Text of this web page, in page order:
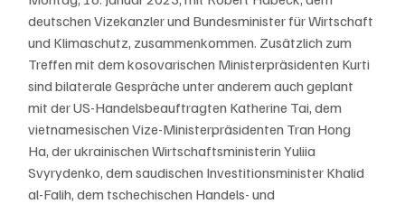
deutschen Vizekanzler und Bundesminister für Wirtschaft
und Klimaschutz, zusammenkommen. Zusätzlich zum
Treffen mit dem kosovarischen Ministerpräsidenten Kurti
sind bilaterale Gespräche unter anderem auch geplant
mit der US-Handelsbeauftragten Katherine Tai, dem
vietnamesischen Vize-Ministerpräsidenten Tran Hong
Ha, der ukrainischen Wirtschaftsministerin Yuliia
Svyrydenko, dem saudischen Investitionsminister Khalid
al-Falih, dem tschechischen Handels- und